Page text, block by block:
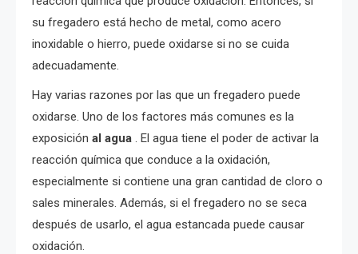
su fregadero está hecho de metal, como acero
inoxidable o hierro, puede oxidarse si no se cuida
adecuadamente.
Hay varias razones por las que un fregadero puede
oxidarse. Uno de los factores más comunes es la
exposición al agua . El agua tiene el poder de activar la
reacción química que conduce a la oxidación,
especialmente si contiene una gran cantidad de cloro o
sales minerales. Además, si el fregadero no se seca
después de usarlo, el agua estancada puede causar
oxidación.